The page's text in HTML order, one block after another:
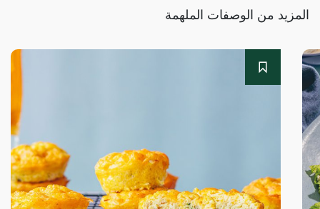
المزيد من الوصفات الملهمة